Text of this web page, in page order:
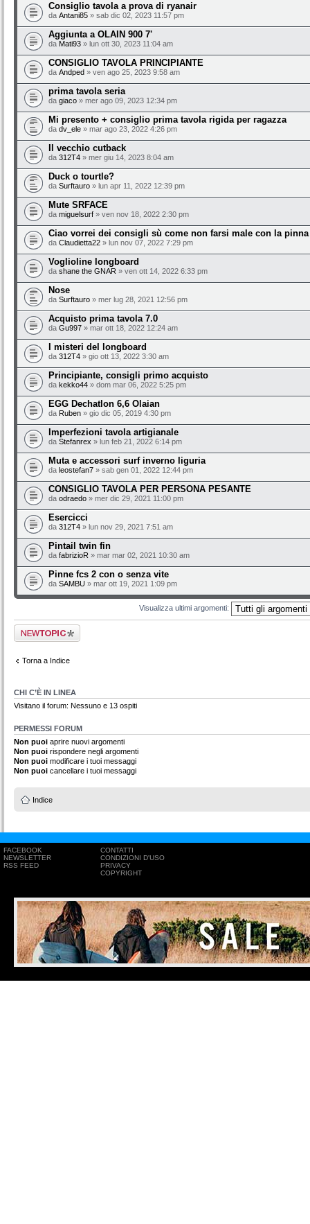
Consiglio tavola a prova di ryanair
da Antani85 » sab dic 02, 2023 11:57 pm
Aggiunta a OLAIN 900 7'
da Mati93 » lun ott 30, 2023 11:04 am
CONSIGLIO TAVOLA PRINCIPIANTE
da Andped » ven ago 25, 2023 9:58 am
prima tavola seria
da giaco » mer ago 09, 2023 12:34 pm
Mi presento + consiglio prima tavola rigida per ragazza
da dv_ele » mar ago 23, 2022 4:26 pm
Il vecchio cutback
da 312T4 » mer giu 14, 2023 8:04 am
Duck o tourtle?
da Surftauro » lun apr 11, 2022 12:39 pm
Mute SRFACE
da miguelsurf » ven nov 18, 2022 2:30 pm
Ciao vorrei dei consigli sù come non farsi male con la pinna
da Claudietta22 » lun nov 07, 2022 7:29 pm
Voglioline longboard
da shane the GNAR » ven ott 14, 2022 6:33 pm
Nose
da Surftauro » mer lug 28, 2021 12:56 pm
Acquisto prima tavola 7.0
da Gu997 » mar ott 18, 2022 12:24 am
I misteri del longboard
da 312T4 » gio ott 13, 2022 3:30 am
Principiante, consigli primo acquisto
da kekko44 » dom mar 06, 2022 5:25 pm
EGG Dechatlon 6,6 Olaian
da Ruben » gio dic 05, 2019 4:30 pm
Imperfezioni tavola artigianale
da Stefanrex » lun feb 21, 2022 6:14 pm
Muta e accessori surf inverno liguria
da leostefan7 » sab gen 01, 2022 12:44 pm
CONSIGLIO TAVOLA PER PERSONA PESANTE
da odraedo » mer dic 29, 2021 11:00 pm
Esercicci
da 312T4 » lun nov 29, 2021 7:51 am
Pintail twin fin
da fabrizioR » mar mar 02, 2021 10:30 am
Pinne fcs 2 con o senza vite
da SAMBU » mar ott 19, 2021 1:09 pm
Visualizza ultimi argomenti:
Scrivi un nuovo
argomento
Torna a Indice
CHI C’È IN LINEA
Visitano il forum: Nessuno e 13 ospiti
PERMESSI FORUM
Non puoi aprire nuovi argomenti
Non puoi rispondere negli argomenti
Non puoi modificare i tuoi messaggi
Non puoi cancellare i tuoi messaggi
Indice
FACEBOOK
NEWSLETTER
RSS FEED
CONTATTI
CONDIZIONI D'USO
PRIVACY
COPYRIGHT